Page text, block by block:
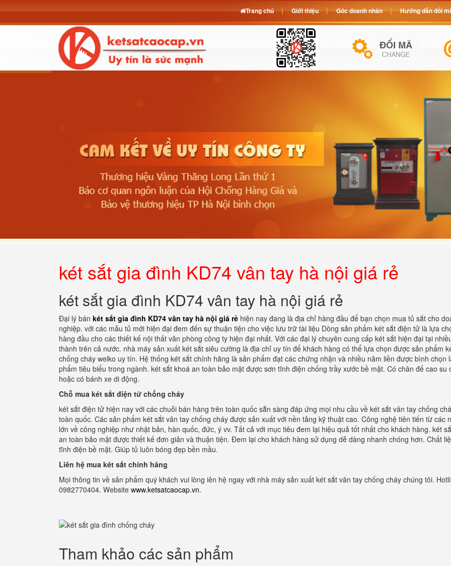
két sắt gia đình KD74 vân tay hà nội giá rẻ
két sắt gia đình KD74 vân tay hà nội giá rẻ
Đại lý bán két sắt gia đình KD74 vân tay hà nội giá rẻ hiện nay đang là địa chỉ hàng đầu để bạn chọn mua tủ sắt cho
nghiệp. với các mẫu tủ mới hiện đại đem đến sự thuận tiện cho việc lưu trữ tài liệu Dòng sản phẩm két sắt điện tử là lựa
hàng đầu cho các thiết kế nội thất văn phòng công ty hiện đại nhất. Với các đại lý chuyên cung cấp két sắt hiện đại tại
thành trên cả nước. nhà máy sản xuất két sắt siêu cường là địa chỉ uy tín để khách hàng có thể lựa chọn được sản phẩm
chống cháy welko uy tín. Hệ thống két sắt chính hãng là sản phẩm đạt các chứng nhận và nhiều năm liền được bình chọn
phẩm tiêu biểu trong ngành. két sắt khoá an toàn bảo mật được sơn tĩnh điện chống trầy xước bề mặt. Có chân đế cao su
hoặc có bánh xe di động.
Chỗ mua két sắt điện tử chống cháy
két sắt điện tử hiện nay với các chuỗi bán hàng trên toàn quốc sẵn sàng đáp ứng mọi nhu cầu về két sắt vân tay chống
toàn quốc. Các sản phẩm két sắt vân tay chống cháy được sản xuất với nền tảng kỹ thuật cao. Công nghệ tiên tiến từ các
lớn về công nghiệp như nhật bản, hàn quốc, đức, ý vv. Tất cả với mục tiêu đem lại hiệu quả tốt nhất cho khách hàng. két
an toàn bảo mật được thiết kế đơn giản và thuận tiện. Đem lại cho khách hàng sử dụng dễ dàng nhanh chóng hơn. Chất
tĩnh điện bề mặt. Giúp tủ luôn bóng đẹp bền mầu.
Liên hệ mua két sắt chính hãng
Mọi thông tin về sản phẩm quý khách vui lòng iên hệ ngay với nhà máy sản xuất két sắt vân tay chống cháy chúng tôi.
0982770404. Website www.ketsatcaocap.vn.
Tham khảo các sản phẩm
Trang chủ Giới thiệu Góc doanh nhân Hướng dẫn đổi